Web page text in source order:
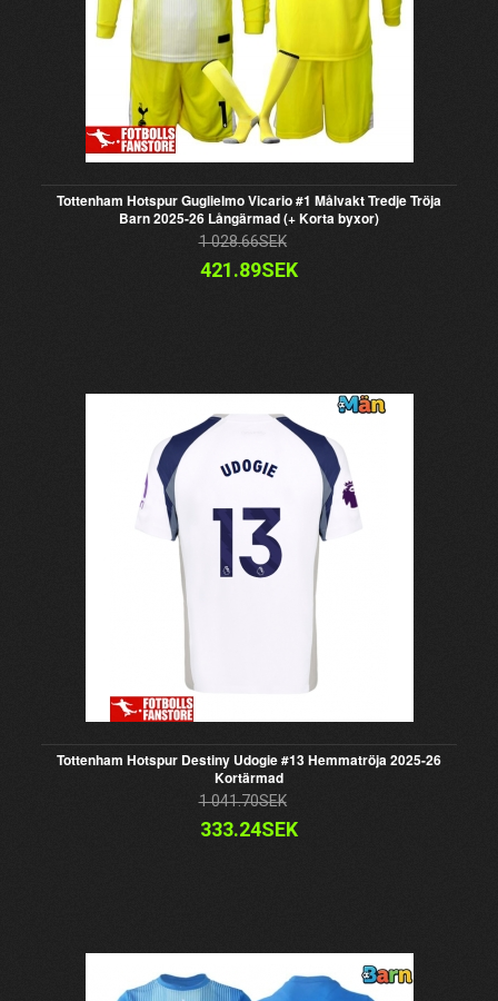
Tottenham Hotspur Guglielmo Vicario #1 Målvakt Tredje Tröja
Barn 2025-26 Långärmad (+ Korta byxor)
1 028.66SEK
421.89SEK
Tottenham Hotspur Destiny Udogie #13 Hemmatröja 2025-26
Kortärmad
1 041.70SEK
333.24SEK